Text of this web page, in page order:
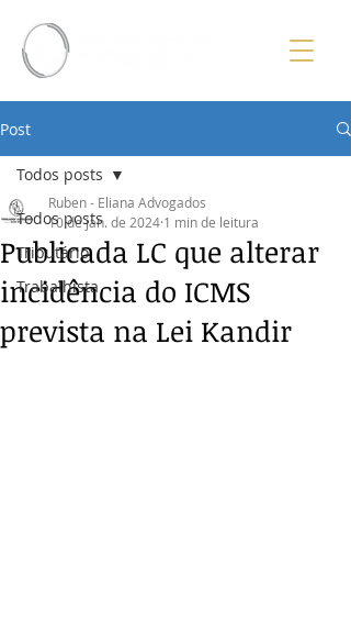
Post
Todos posts
Tributário
Trabalhista
Todos posts
Publicada LC que alterar
incidência do ICMS
prevista na Lei Kandir
Ruben - Eliana Advogados
10 de jan. de 2024 1 min de leitura